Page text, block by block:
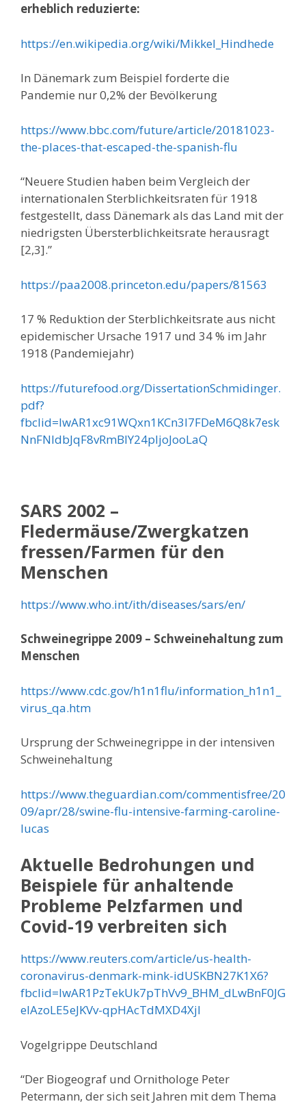
erheblich reduzierte:
https://en.wikipedia.org/wiki/Mikkel_Hindhede
In Dänemark zum Beispiel forderte die
Pandemie nur 0,2% der Bevölkerung
https://www.bbc.com/future/article/20181023-
the-places-that-escaped-the-spanish-flu
“Neuere Studien haben beim Vergleich der
internationalen Sterblichkeitsraten für 1918
festgestellt, dass Dänemark als das Land mit der
niedrigsten Übersterblichkeitsrate herausragt
[2,3].”
https://paa2008.princeton.edu/papers/81563
17 % Reduktion der Sterblichkeitsrate aus nicht
epidemischer Ursache 1917 und 34 % im Jahr
1918 (Pandemiejahr)
https://futurefood.org/DissertationSchmidinger.
pdf?
fbclid=IwAR1xc91WQxn1KCn3l7FDeM6Q8k7esk
NnFNldbJqF8vRmBlY24pljoJooLaQ
SARS 2002 –
Fledermäuse/Zwergkatzen
fressen/Farmen für den
Menschen
https://www.who.int/ith/diseases/sars/en/
Schweinegrippe 2009 – Schweinehaltung zum
Menschen
https://www.cdc.gov/h1n1flu/information_h1n1_
virus_qa.htm
Ursprung der Schweinegrippe in der intensiven
Schweinehaltung
https://www.theguardian.com/commentisfree/20
09/apr/28/swine-flu-intensive-farming-caroline-
lucas
Aktuelle Bedrohungen und
Beispiele für anhaltende
Probleme Pelzfarmen und
Covid-19 verbreiten sich
https://www.reuters.com/article/us-health-
coronavirus-denmark-mink-idUSKBN27K1X6?
fbclid=IwAR1PzTekUk7pThVv9_BHM_dLwBnF0JG
elAzoLE5eJKVv-qpHAcTdMXD4XjI
Vogelgrippe Deutschland
“Der Biogeograf und Ornithologe Peter
Petermann, der sich seit Jahren mit dem Thema